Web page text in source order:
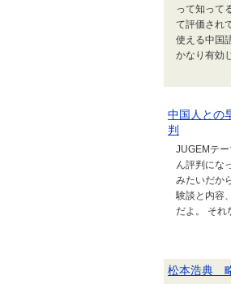
って知って
て評価され
使える中国
かなり有効
中国人との
判
JUGEMテ
ん評判にな
みたいだか
験談と内容
だよ。 それ
松本浩典